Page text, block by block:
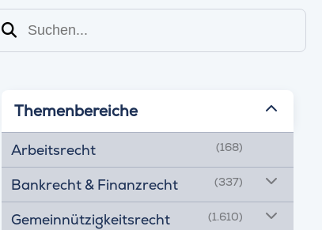
Suchen
Themenbereiche
Arbeitsrecht (168)
Bankrecht & Finanzrecht (337)
Gemeinnützigkeitsrecht (1.610)